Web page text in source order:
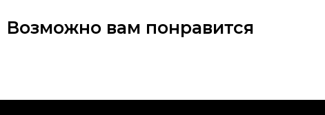
Возможно вам понравится